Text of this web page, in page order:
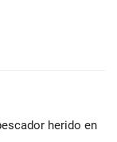
herido en